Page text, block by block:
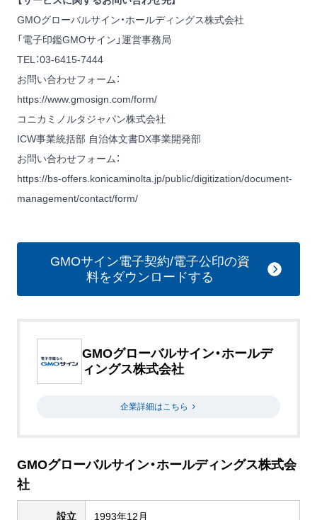
GMOグローバルサイン・ホールディングス株式会社
「電子印鑑GMOサイン」運営事務局
TEL：03-6415-7444
お問い合わせフォーム：
https://www.gmosign.com/form/
コニカミノルタジャパン株式会社
ICW事業統括部 自治体文書DX事業開発部
お問い合わせフォーム：
https://bs-offers.konicaminolta.jp/public/digitization/document-
management/contact/form/
GMOサイン電子契約/電子公印の資
料をダウンロードする
GMOグローバルサイン・ホールデ
ィングス株式会社
企業詳細はこちら
GMOグローバルサイン・ホールディングス株式会
社
設立 1993年12月